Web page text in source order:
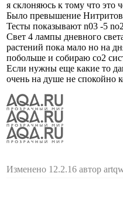
я склоняюсь к тому что это
Было превышение Нитритов
Тесты показывают n03 -5
Свет 4 лампы дневного
растений пока мало но на
побольше и собираю со2
Если нужны еще какие то
очень на душе не спокойно
Изменено 12.2.16 автор